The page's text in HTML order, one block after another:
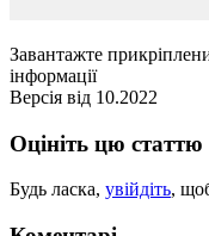
Завантажте
інформації
Версія від 10.2022
Оцініть цю статтю
Будь ласка, увійдіть,